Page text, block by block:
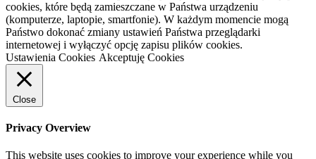
cookies, które będą zamieszczane w Państwa urządzeniu
(komputerze, laptopie, smartfonie). W każdym momencie mogą
Państwo dokonać zmiany ustawień Państwa przeglądarki
internetowej i wyłączyć opcję zapisu plików cookies.
Ustawienia Cookies Akceptuję Cookies
Close
Privacy Overview
This website uses cookies to improve your experience while you